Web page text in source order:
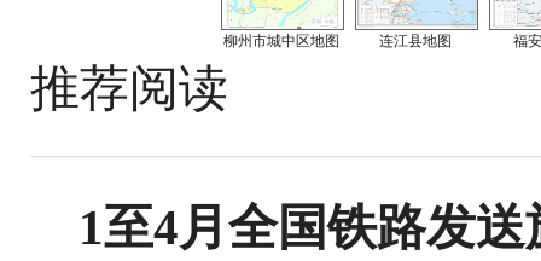
柳州市城中区地图 连江县地图 福
推荐阅读
1至4月全国铁路发